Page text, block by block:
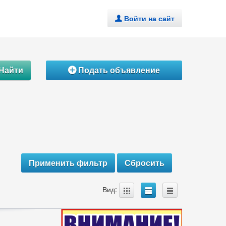
. Войти на сайт
ÁПодать объявление
Вид: A B C